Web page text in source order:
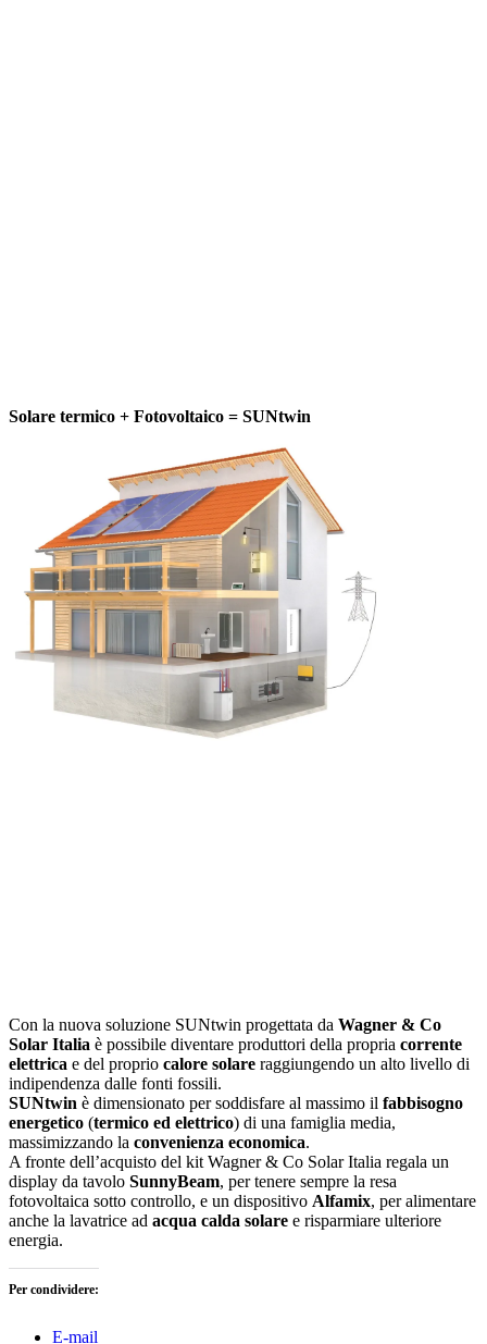
Solare termico + Fotovoltaico = SUNtwin
Con la nuova soluzione SUNtwin progettata da Wagner & Co
Solar Italia è possibile diventare produttori della propria corrente
elettrica e del proprio calore solare raggiungendo un alto livello di
indipendenza dalle fonti fossili.
SUNtwin è dimensionato per soddisfare al massimo il fabbisogno
energetico (termico ed elettrico) di una famiglia media,
massimizzando la convenienza economica.
A fronte dell’acquisto del kit Wagner & Co Solar Italia regala un
display da tavolo SunnyBeam, per tenere sempre la resa
fotovoltaica sotto controllo, e un dispositivo Alfamix, per alimentare
anche la lavatrice ad acqua calda solare e risparmiare ulteriore
energia.
Per condividere:
E-mail